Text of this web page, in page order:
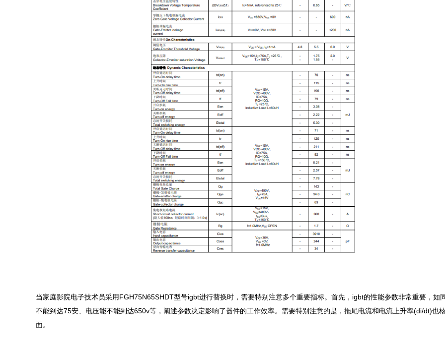
当家庭影院电子技术员采用FGH75N65SHDT型号igbt进行替换时，需要特别注意多个重要指标。首先，igbt的性能参数非常重要，如
不能到达75安、电压能不能到达650v等，阐述参数决定影响了器件的工作效率。需要特别注意的是，拖尾电流和电流上升率(di/dt)也
面。